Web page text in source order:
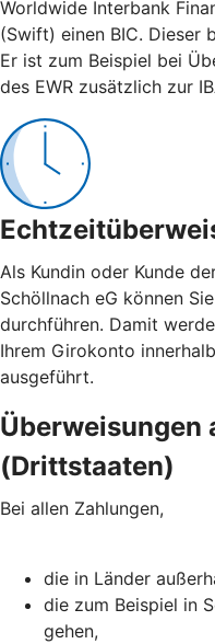
Worldwide Interbank
(Swift) einen BIC. Dieser
Er ist zum Beispiel bei
des EWR zusätzlich zur
Als Kundin oder Kunde
Schöllnach eG können
durchführen. Damit
Ihrem Girokonto
ausgeführt.
Überweisungen
(Drittstaaten)
Bei allen Zahlungen,
die in Länder
die zum Beispiel in
gehen,